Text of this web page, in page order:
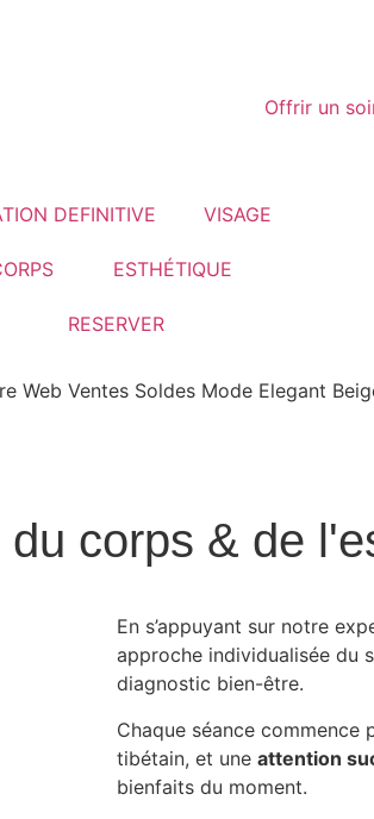
Offrir un
DEFINITIVE VISAGE
ESTHÉTIQUE
RESERVER
corps & de
En s’appuyant sur notre
approche individualisée du
diagnostic bien-être.
Chaque séance commence
tibétain, et une attention
bienfaits du moment.